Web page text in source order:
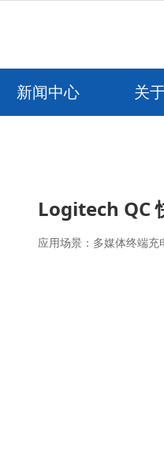
新闻中心 关
Logitech QC
应用场景：多媒体终端